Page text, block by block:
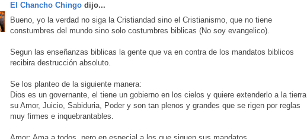
El Chancho Chingo dijo...
Bueno, yo la verdad no siga la Cristiandad sino el Cristianismo, que no tiene
constumbres del mundo sino solo costumbres biblicas (No soy evangelico).
Segun las enseñanzas biblicas la gente que va en contra de los mandatos biblicos
recibira destrucción absoluto.
Se los planteo de la siguiente manera:
Dios es un governante, el tiene un gobierno en los cielos y quiere extenderlo a la tierra,
su Amor, Juicio, Sabiduria, Poder y son tan plenos y grandes que se rigen por reglas
muy firmes e inquebrantables.
Amor: Ama a todos, pero en especial a los que siguen sus mandatos